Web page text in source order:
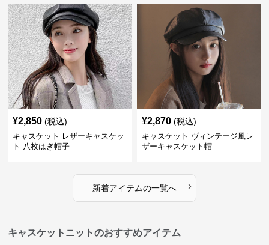
¥2,850 (税込)
キャスケット レザーキャスケッ
ト 八枚はぎ帽子
¥2,870 (税込)
キャスケット ヴィンテージ風レ
ザーキャスケット帽
新着アイテムの一覧へ ›
キャスケットニットのおすすめアイテム